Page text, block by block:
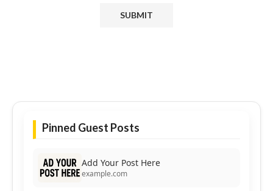
Pinned Guest Posts
Add Your Post Here
example.com